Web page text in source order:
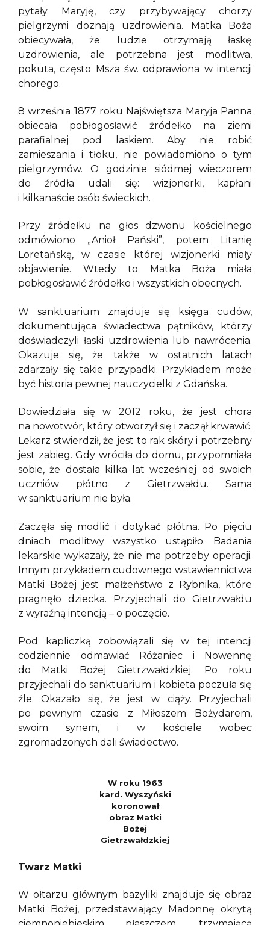
pytały Maryję, czy przybywający chorzy
pielgrzymi doznają uzdrowienia. Matka Boża
obiecywała, że ludzie otrzymają łaskę
uzdrowienia, ale potrzebna jest modlitwa,
pokuta, często Msza św. odprawiona w intencji
chorego.
8 września 1877 roku Najświętsza Maryja Panna
obiecała pobłogosławić źródełko na ziemi
parafialnej pod laskiem. Aby nie robić
zamieszania i tłoku, nie powiadomiono o tym
pielgrzymów. O godzinie siódmej wieczorem
do źródła udali się: wizjonerki, kapłani
i kilkanaście osób świeckich.
Przy źródełku na głos dzwonu kościelnego
odmówiono „Anioł Pański”, potem Litanię
Loretańską, w czasie której wizjonerki miały
objawienie. Wtedy to Matka Boża miała
pobłogosławić źródełko i wszystkich obecnych.
W sanktuarium znajduje się księga cudów,
dokumentująca świadectwa pątników, którzy
doświadczyli łaski uzdrowienia lub nawrócenia.
Okazuje się, że także w ostatnich latach
zdarzały się takie przypadki. Przykładem może
być historia pewnej nauczycielki z Gdańska.
Dowiedziała się w 2012 roku, że jest chora
na nowotwór, który otworzył się i zaczął krwawić.
Lekarz stwierdził, że jest to rak skóry i potrzebny
jest zabieg. Gdy wróciła do domu, przypomniała
sobie, że dostała kilka lat wcześniej od swoich
uczniów płótno z Gietrzwałdu. Sama
w sanktuarium nie była.
Zaczęła się modlić i dotykać płótna. Po pięciu
dniach modlitwy wszystko ustąpiło. Badania
lekarskie wykazały, że nie ma potrzeby operacji.
Innym przykładem cudownego wstawiennictwa
Matki Bożej jest małżeństwo z Rybnika, które
pragnęło dziecka. Przyjechali do Gietrzwałdu
z wyraźną intencją – o poczęcie.
Pod kapliczką zobowiązali się w tej intencji
codziennie odmawiać Różaniec i Nowennę
do Matki Bożej Gietrzwałdzkiej. Po roku
przyjechali do sanktuarium i kobieta poczuła się
źle. Okazało się, że jest w ciąży. Przyjechali
po pewnym czasie z Miłoszem Bożydarem,
swoim synem, i w kościele wobec
zgromadzonych dali świadectwo.
W roku 1963
kard. Wyszyński
koronował
obraz Matki
Bożej
Gietrzwałdzkiej
Twarz Matki
W ołtarzu głównym bazyliki znajduje się obraz
Matki Bożej, przedstawiający Madonnę okrytą